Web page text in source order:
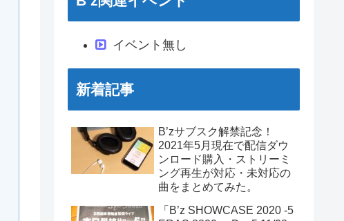
イベント無し
新着記事
B’zサブスク解禁記念！
2021年5月現在で配信ダウ
ンロード購入・ストリーミ
ング再生が対応・未対応の
曲をまとめてみた。
「B’z SHOWCASE 2020 -5